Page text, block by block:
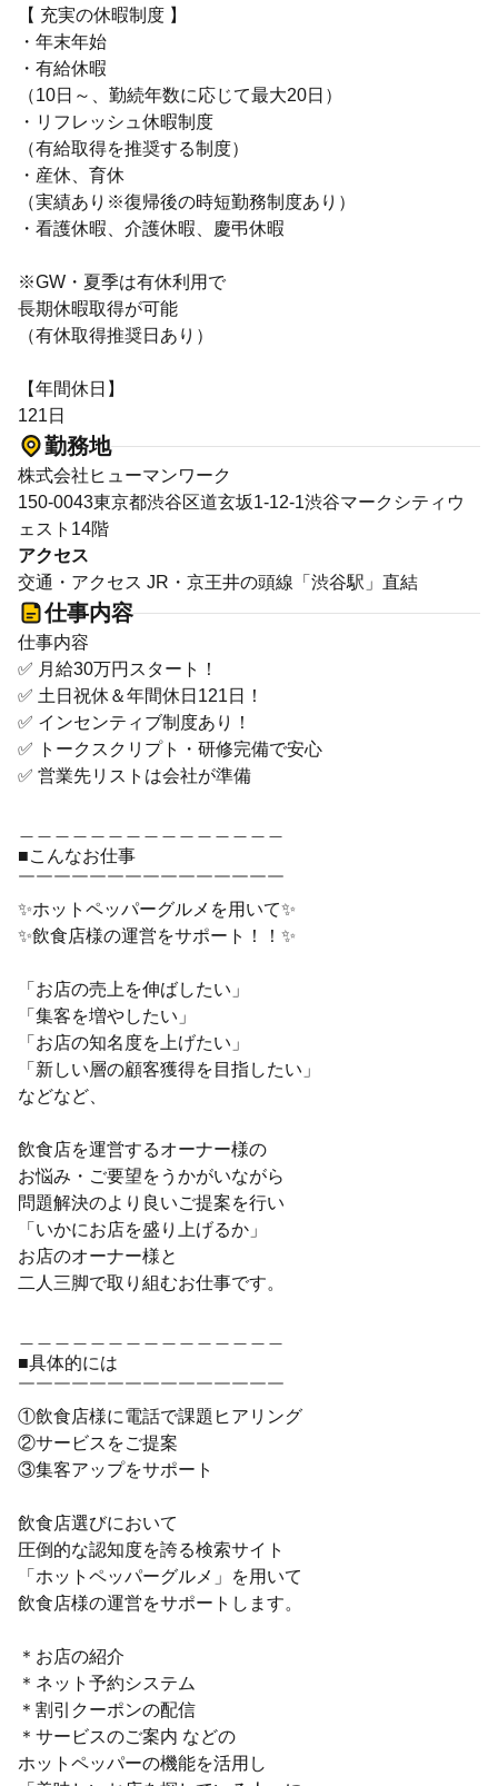
【 充実の休暇制度 】
・年末年始
・有給休暇
（10日～、勤続年数に応じて最大20日）
・リフレッシュ休暇制度
（有給取得を推奨する制度）
・産休、育休
（実績あり※復帰後の時短勤務制度あり）
・看護休暇、介護休暇、慶弔休暇
※GW・夏季は有休利用で
長期休暇取得が可能
（有休取得推奨日あり）
【年間休日】
121日
勤務地
株式会社ヒューマンワーク
150-0043東京都渋谷区道玄坂1-12-1渋谷マークシティウ
ェスト14階
アクセス
交通・アクセス JR・京王井の頭線「渋谷駅」直結
仕事内容
仕事内容
✅ 月給30万円スタート！
✅ 土日祝休＆年間休日121日！
✅ インセンティブ制度あり！
✅ トークスクリプト・研修完備で安心
✅ 営業先リストは会社が準備
■こんなお仕事
￣￣￣￣￣￣￣￣￣￣￣￣￣￣￣
✨ホットペッパーグルメを用いて✨
✨飲食店様の運営をサポート！！✨
「お店の売上を伸ばしたい」
「集客を増やしたい」
「お店の知名度を上げたい」
「新しい層の顧客獲得を目指したい」
などなど、
飲食店を運営するオーナー様の
お悩み・ご要望をうかがいながら
問題解決のより良いご提案を行い
「いかにお店を盛り上げるか」
お店のオーナー様と
二人三脚で取り組むお仕事です。
■具体的には
￣￣￣￣￣￣￣￣￣￣￣￣￣￣￣
①飲食店様に電話で課題ヒアリング
②サービスをご提案
③集客アップをサポート
飲食店選びにおいて
圧倒的な認知度を誇る検索サイト
「ホットペッパーグルメ」を用いて
飲食店様の運営をサポートします。
＊お店の紹介
＊ネット予約システム
＊割引クーポンの配信
＊サービスのご案内 などの
ホットペッパーの機能を活用し